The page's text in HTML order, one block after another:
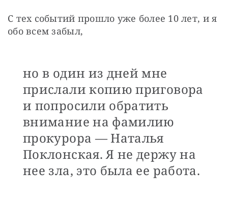
С тех событий прошло уже более 10 лет, и я
обо всем забыл,
но в один из дней мне
прислали копию приговора
и попросили обратить
внимание на фамилию
прокурора — Наталья
Поклонская. Я не держу на
нее зла, это была ее работа.